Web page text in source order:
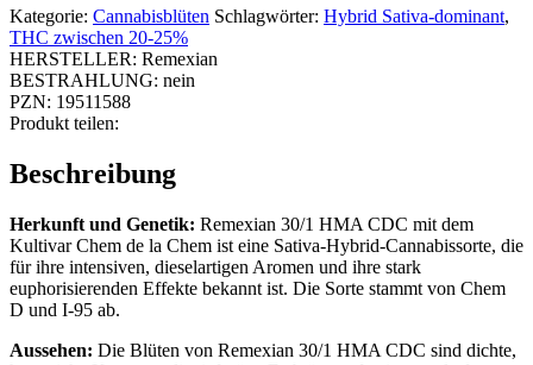
Kategorie: Cannabisblüten Schlagwörter: Hybrid Sativa-dominant,
THC zwischen 20-25%
HERSTELLER: Remexian
BESTRAHLUNG: nein
PZN: 19511588
Produkt teilen:
Beschreibung
Herkunft und Genetik: Remexian 30/1 HMA CDC mit dem
Kultivar Chem de la Chem ist eine Sativa-Hybrid-Cannabissorte, die
für ihre intensiven, dieselartigen Aromen und ihre stark
euphorisierenden Effekte bekannt ist. Die Sorte stammt von Chem
D und I-95 ab.
Aussehen: Die Blüten von Remexian 30/1 HMA CDC sind dichte,